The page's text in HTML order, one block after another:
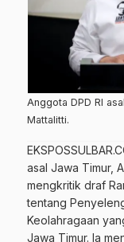
Anggota DPD RI
Mattalitti.
asal Jawa Timur,
mengkritik draf
tentang
Keolahragaan
Jawa Timur. Ia